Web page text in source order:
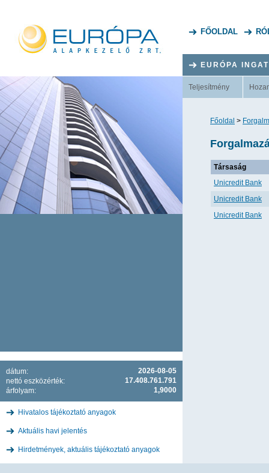
FŐOLDAL
2026-08-05
dátum:
17.408.761.791
nettó eszközérték:
1,9000
árfolyam:
Hivatalos tájékoztató anyagok
Aktuális havi jelentés
Hirdetmények, aktuális tájékoztató anyagok
EURÓPA
Teljesítmény
Főoldal >
Társaság
Unicredit Bank
Unicredit Bank
Unicredit Bank